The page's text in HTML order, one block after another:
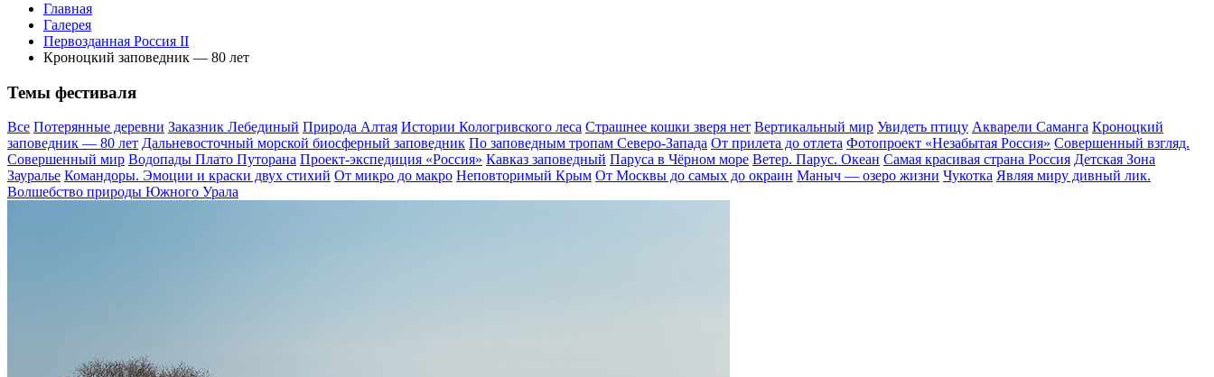
Главная
Галерея
Первозданная Россия II
Кроноцкий заповедник — 80 лет
Темы фестиваля
Все Потерянные деревни Заказник Лебединый Природа Алтая Истории Кологривского леса Страшнее кошки зверя нет Вертикальный мир Увидеть птицу Акварели Саманга Кроноцкий
заповедник — 80 лет Дальневосточный морской биосферный заповедник По заповедным тропам Северо-Запада От прилета до отлета Фотопроект «Незабытая Россия» Совершенный взгляд.
Совершенный мир Водопады Плато Путорана Проект-экспедиция «Россия» Кавказ заповедный Паруса в Чёрном море Ветер. Парус. Океан Самая красивая страна Россия Детская Зона
Зауралье Командоры. Эмоции и краски двух стихий От микро до макро Неповторимый Крым От Москвы до самых до окраин Маныч — озеро жизни Чукотка Являя миру дивный лик.
Волшебство природы Южного Урала